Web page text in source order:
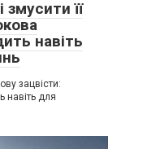
її
навіть
зацвісти:
навіть для